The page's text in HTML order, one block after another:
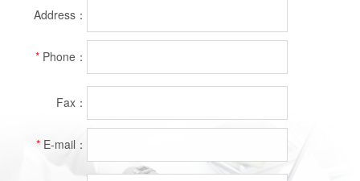
Address：
* Phone：
Fax：
* E-mail：